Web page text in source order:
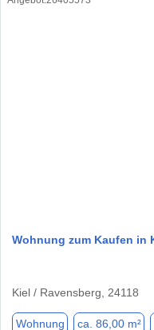
Wohnung zum Kaufen in
Kiel / Ravensberg, 24118
Wohnung ca. 86,00 m²